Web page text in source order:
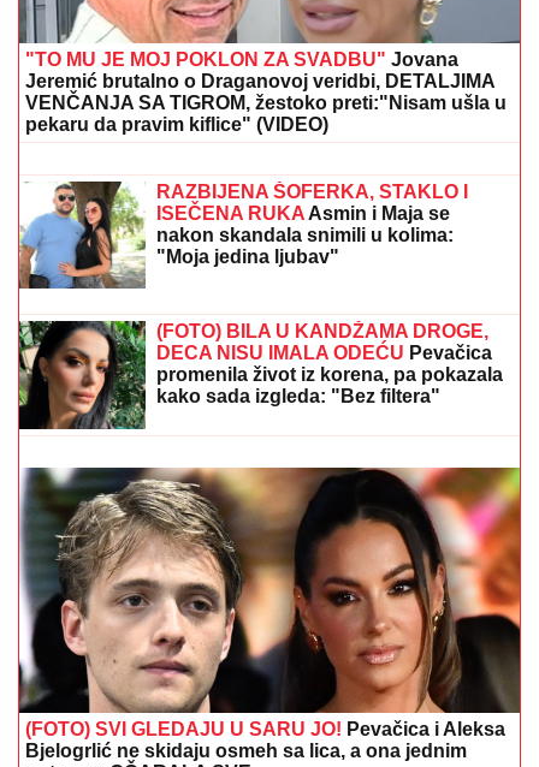
"TO MU JE MOJ POKLON ZA SVADBU" Jovana
Jeremić brutalno o Draganovoj veridbi, DETALJIMA
VENČANJA SA TIGROM, žestoko preti:"Nisam ušla u
pekaru da pravim kiflice" (VIDEO)
KAO JEMSTVO ZA BIVŠEG MUŽAŽeli
da se brani sa slobode: "Verujem da bi
i on to uradio za mene", ovo su svi
detalji
nakon skandala snimili u kolima:
"Moja jedina ljubav"
Glumicu (44) "RAZVLAČILI" na mrežama zbog
KILAŽE, ona skinula više od 20 kilograma i
ODREKLA SE ONOGA ŠTO RETKO KO MOŽE: "Mislili
su da sam bolesna"
(FOTO) BILA U KANDŽAMA DROGE,